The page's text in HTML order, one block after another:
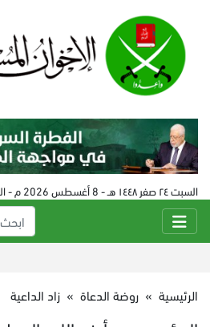
السبت ٢٤ صفر ١٤٤٨ هـ - 8 أغسطس 2026 م - الساعة 07:37 م
الرئيسية » روضة الدعاة » زاد الداعية